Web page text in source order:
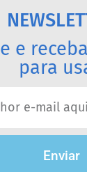
e
para
Enviar